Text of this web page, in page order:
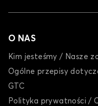
O NAS
Kim jesteśmy / Nasze
Ogólne przepisy
GTC
Polityka prywatności /